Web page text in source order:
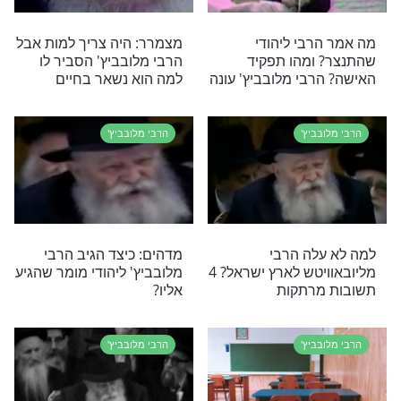
צדיקים הרבי מליובאוויטש
תוכן בנושא הרבי מלובביץ'
ומרגש של הרבי מלובביץ זיע''א על כח נשי